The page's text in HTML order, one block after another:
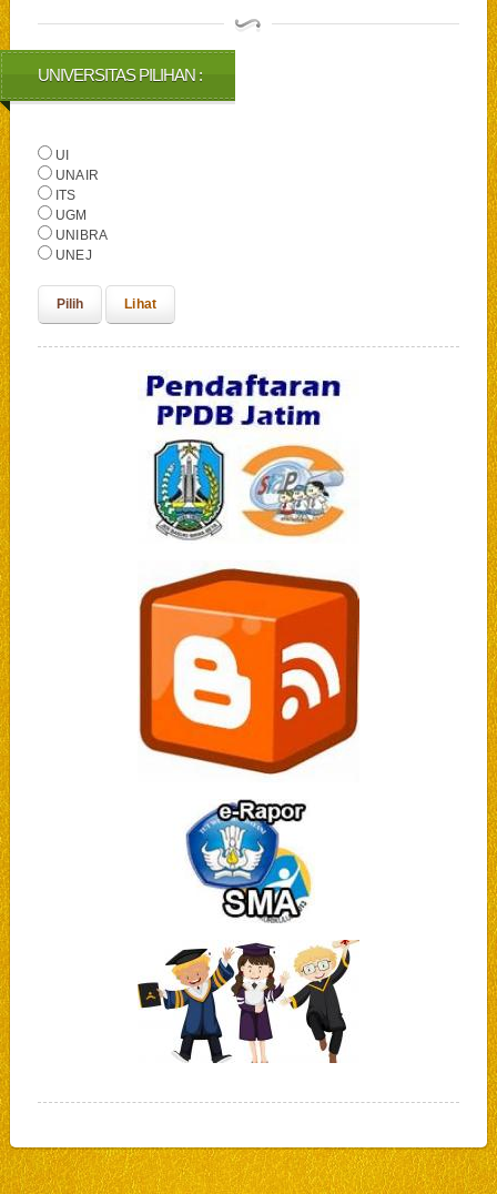
UNIVERSITAS PILIHAN :
UI
UNAIR
ITS
UGM
UNIBRA
UNEJ
Lihat